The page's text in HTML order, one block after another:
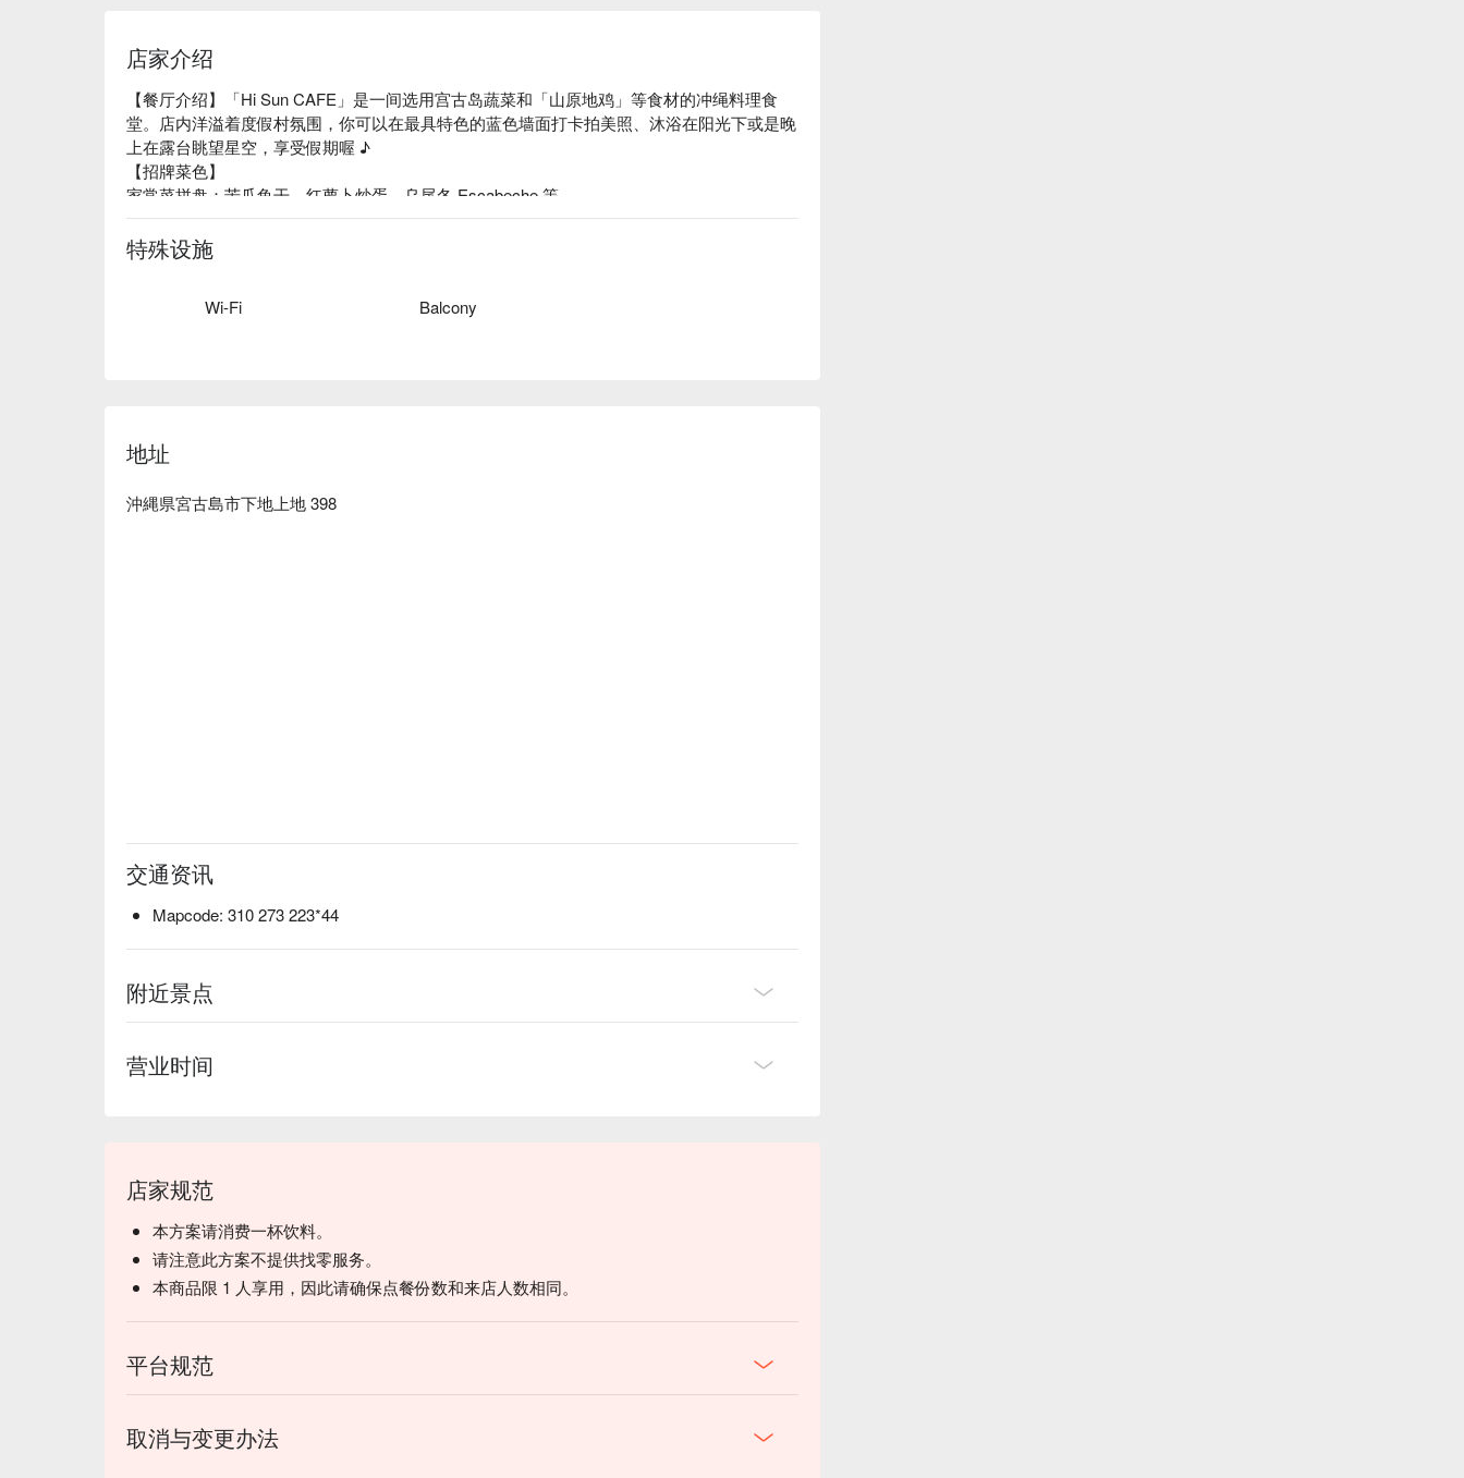
店家介绍
【餐厅介绍】「Hi Sun CAFE」是一间选用宫古岛蔬菜和「山原地鸡」等食材的冲绳料理食
堂。店内洋溢着度假村氛围，你可以在最具特色的蓝色墙面打卡拍美照、沐浴在阳光下或是晚
上在露台眺望星空，享受假期喔 ♪
【招牌菜色】
家常菜拼盘：苦瓜鱼干、红萝卜炒蛋、乌尾冬 Escabeche 等
炸物拼盘：半熟炸鲣鱼排、唐扬炸山原地鸡、海藻油淋鸡 等
【口碑好评】Google 4.7 星超高好评推荐⭐️
【更多推荐】带小孩的爸爸妈妈不用烦恼，露台设有草皮及秋千，孩子们可以在这里放心游
特殊设施
Wi-Fi Balcony
地址
沖縄県宮古島市下地上地 398
交通资讯
Mapcode: 310 273 223*44
附近景点
营业时间
店家规范
本方案请消费一杯饮料。
请注意此方案不提供找零服务。
本商品限 1 人享用，因此请确保点餐份数和来店人数相同。
平台规范
取消与变更办法